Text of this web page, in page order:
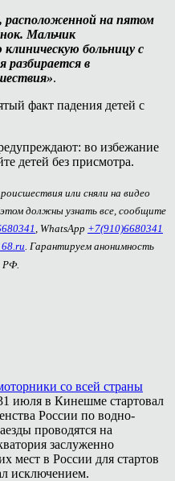
, расположенной на пятом
Мальчик
больницу с
в
.
факт падения детей с
во избежание
детей без присмотра.
или сняли на видео
должны узнать все, сообщите
, WhatsApp +7(910)6680341
. Гарантируем анонимность
РФ.
со всей страны
июля в Кинешме стартовал
России по водно-
проводятся на
заслуженно
мест в России для стартов
исключением.